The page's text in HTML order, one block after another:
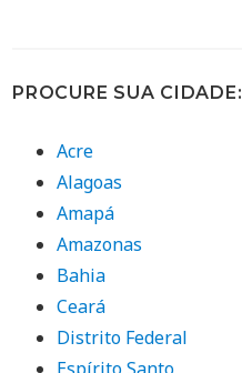
PROCURE SUA CIDADE:
Acre
Alagoas
Amapá
Amazonas
Bahia
Ceará
Distrito Federal